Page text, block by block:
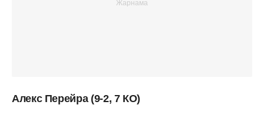
Алекс Перейра (9-2, 7 КО)